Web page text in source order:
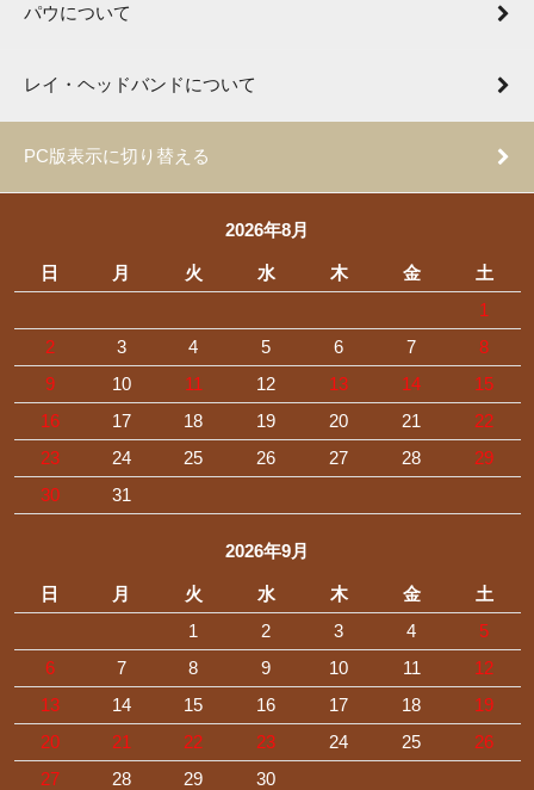
パウについて
レイ・ヘッドバンドについて
PC版表示に切り替える
2026年8月
日 月 火 水 木 金
土
1
2
3 4 5 6 7
8
9
10 11 12 13 14
15
16
17 18 19 20 21
22
23
24 25 26 27 28
29
30
31
2026年9月
日 月 火 水 木 金
土
1
2 3 4
5
6
7 8 9 10 11
12
13
14 15 16 17 18
19
20
21 22 23 24 25
26
27
28 29 30